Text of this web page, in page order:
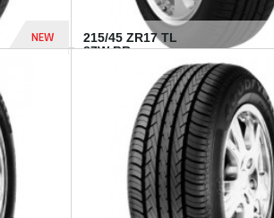
NEW
837 Dhs
215/45 ZR17 TL
87W BR...